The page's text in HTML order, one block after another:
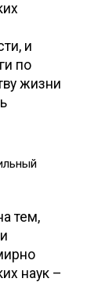
и
по
жизни
тем,
наук –